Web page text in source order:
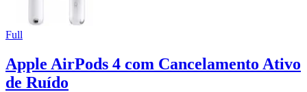
Full
Apple AirPods 4 com Cancelamento Ativo
de Ruído